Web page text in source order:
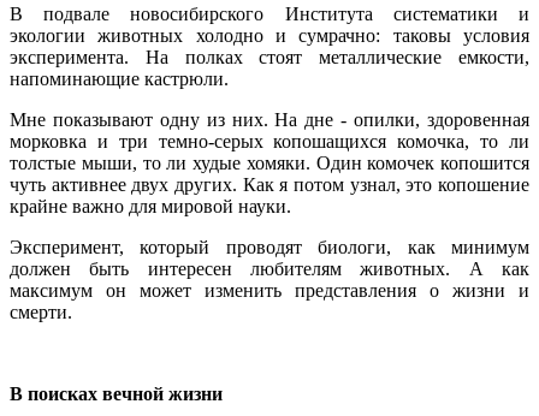
В подвале новосибирского Института систематики и
экологии животных холодно и сумрачно: таковы условия
эксперимента. На полках стоят металлические емкости,
напоминающие кастрюли.
Мне показывают одну из них. На дне - опилки, здоровенная
морковка и три темно-серых копошащихся комочка, то ли
толстые мыши, то ли худые хомяки. Один комочек копошится
чуть активнее двух других. Как я потом узнал, это копошение
крайне важно для мировой науки.
Эксперимент, который проводят биологи, как минимум
должен быть интересен любителям животных. А как
максимум он может изменить представления о жизни и
смерти.
В поисках вечной жизни